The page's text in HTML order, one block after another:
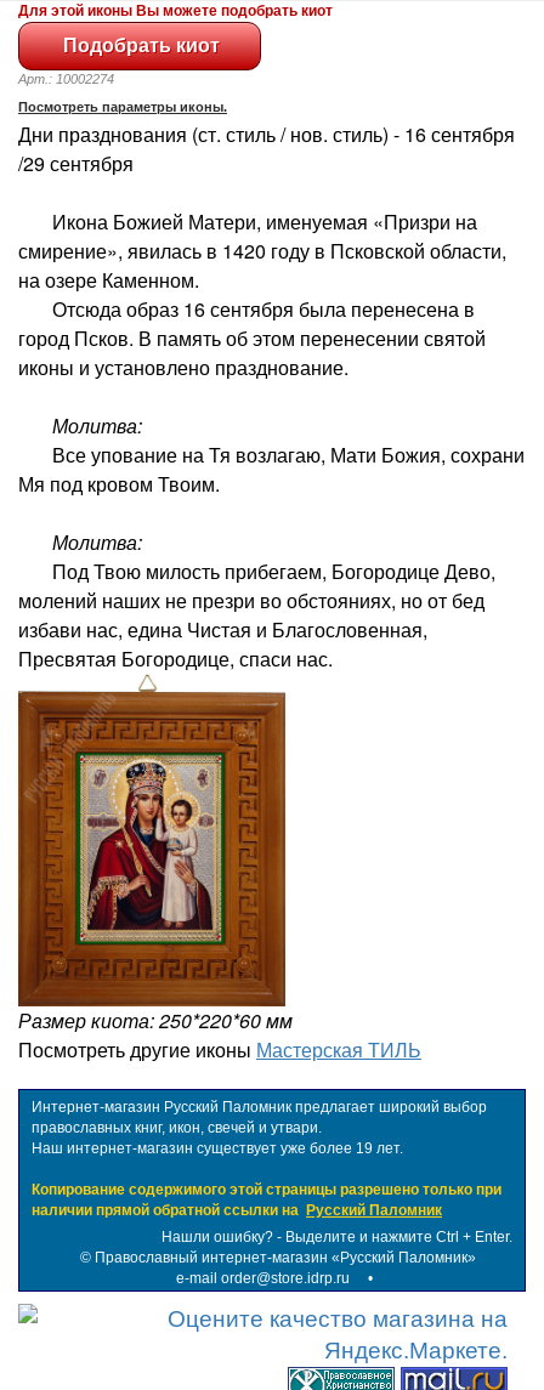
Для этой иконы Вы можете подобрать киот
Арт.: 10002274
Посмотреть параметры иконы.
Дни празднования (ст. стиль / нов. стиль) - 16 сентября
/29 сентября
Икона Божией Матери, именуемая «Призри на
смирение», явилась в 1420 году в Псковской области,
на озере Каменном.
Отсюда образ 16 сентября была перенесена в
город Псков. В память об этом перенесении святой
иконы и установлено празднование.
Молитва:
Все упование на Тя возлагаю, Мати Божия, сохрани
Мя под кровом Твоим.
Молитва:
Под Твою милость прибегаем, Богородице Дево,
молений наших не презри во обстояниях, но от бед
избави нас, едина Чистая и Благословенная,
Пресвятая Богородице, спаси нас.
Размер киота: 250*220*60 мм
Посмотреть другие иконы Мастерская ТИЛЬ
Интернет-магазин Русский Паломник предлагает широкий выбор
православных книг, икон, свечей и утвари.
Наш интернет-магазин существует уже более 19 лет.
Копирование содержимого этой страницы разрешено только при
наличии прямой обратной ссылки на Русский Паломник
Нашли ошибку? - Выделите и нажмите Ctrl + Enter.
© Православный интернет-магазин «Русский Паломник»
e-mail order@store.idrp.ru •